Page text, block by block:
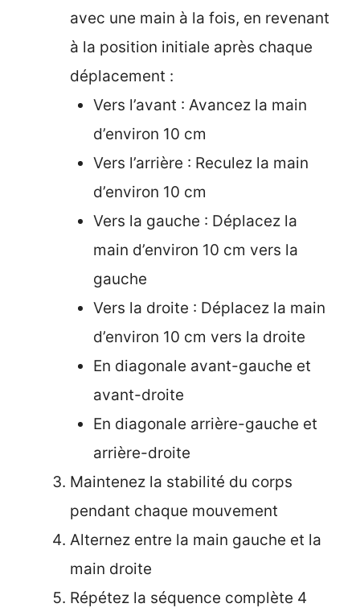
avec une main à la fois, en revenant
à la position initiale après chaque
déplacement :
Vers l’avant : Avancez la main
d’environ 10 cm
Vers l’arrière : Reculez la main
d’environ 10 cm
Vers la gauche : Déplacez la
main d’environ 10 cm vers la
gauche
Vers la droite : Déplacez la main
d’environ 10 cm vers la droite
En diagonale avant-gauche et
avant-droite
En diagonale arrière-gauche et
arrière-droite
Maintenez la stabilité du corps
pendant chaque mouvement
Alternez entre la main gauche et la
main droite
Répétez la séquence complète 4